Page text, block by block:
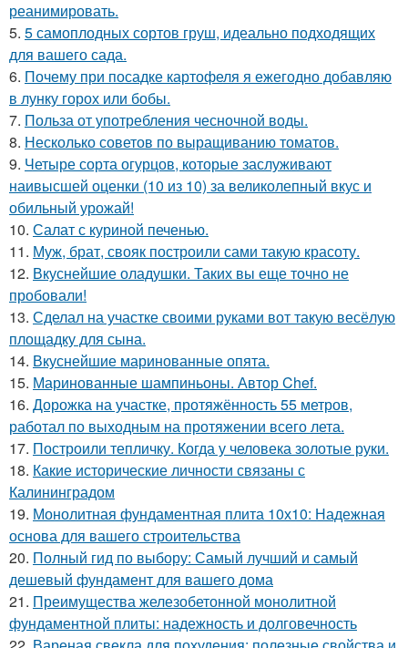
реанимировать.
5. 5 самоплодных сортов груш, идеально подходящих
для вашего сада.
6. Почему при посадке картофеля я ежегодно добавляю
в лунку горох или бобы.
7. Польза от употребления чесночной воды.
8. Несколько советов по выращиванию томатов.
9. Четыре сорта огурцов, которые заслуживают
наивысшей оценки (10 из 10) за великолепный вкус и
обильный урожай!
10. Салат с куриной печенью.
11. Муж, брат, свояк построили сами такую красоту.
12. Вкуснейшие оладушки. Таких вы еще точно не
пробовали!
13. Сделал на участке своими руками вот такую весёлую
площадку для сына.
14. Вкуснейшие маринованные опята.
15. Маринованные шампиньоны. Автор Chef.
16. Дорожка на участке, протяжённость 55 метров,
работал по выходным на протяжении всего лета.
17. Построили тепличку. Когда у человека золотые руки.
18. Какие исторические личности связаны с
Калининградом
19. Монолитная фундаментная плита 10х10: Надежная
основа для вашего строительства
20. Полный гид по выбору: Самый лучший и самый
дешевый фундамент для вашего дома
21. Преимущества железобетонной монолитной
фундаментной плиты: надежность и долговечность